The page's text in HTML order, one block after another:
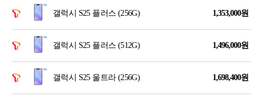
갤럭시 S25 플러스 (256G) 1,353,000원
갤럭시 S25 플러스 (512G) 1,496,000원
갤럭시 S25 울트라 (256G) 1,698,400원